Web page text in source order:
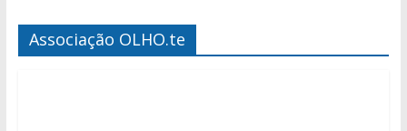
Associação OLHO.te